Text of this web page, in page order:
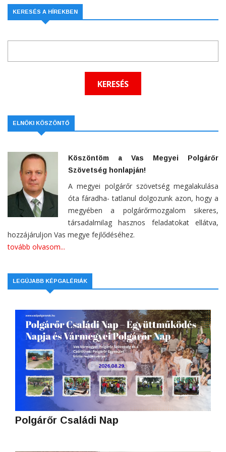
KERESÉS A HÍREKBEN
ELNÖKI KÖSZÖNTŐ
Köszöntöm a Vas Megyei Polgárőr
Szövetség honlapján!
A megyei polgárőr szövetség megalakulása
óta fáradha- tatlanul dolgozunk azon, hogy a
megyében a polgárőrmozgalom sikeres,
társadalmilag hasznos feladatokat ellátva,
hozzájáruljon Vas megye fejlődéséhez.
tovább olvasom...
LEGÚJABB KÉPGALÉRIÁK
Polgárőr Családi Nap